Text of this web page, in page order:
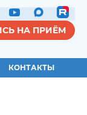
НА ПРИЁМ
КОНТАКТЫ